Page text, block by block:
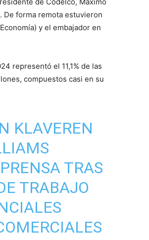
De forma remota estuvieron
y el embajador en
representó el 11,1% de las
compuestos casi en su
KLAVEREN
TRAS
TRABAJO